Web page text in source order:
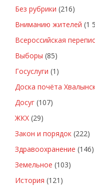
Без рубрики (216)
Вниманию жителей (1
Всероссийская
Выборы (85)
Госуслуги (1)
Доска почёта
Досуг (107)
ЖКХ (29)
Закон и порядок (222)
Здравоохранение (146)
Земельное (103)
История (121)